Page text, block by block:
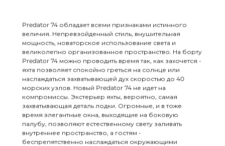
Predator 74 обладает всеми признаками истинного
величия. Непревзойденный стиль, внушительная
мощность, новаторское использование света и
великолепно организованное пространство. На борту
Predator 74 можно проводить время так, как захочется -
яхта позволяет спокойно греться на солнце или
наслаждаться захватывающей дух скоростью до 40
морских узлов. Новый Predator 74 не идет на
компромиссы. Экстерьер яхты, вероятно, самая
захватывающая деталь лодки. Огромные, и в тоже
время элегантные окна, выходящие на боковую
палубу, позволяют естественному свету заливать
внутреннее пространство, а гостям -
беспрепятственно наслаждаться окружающими